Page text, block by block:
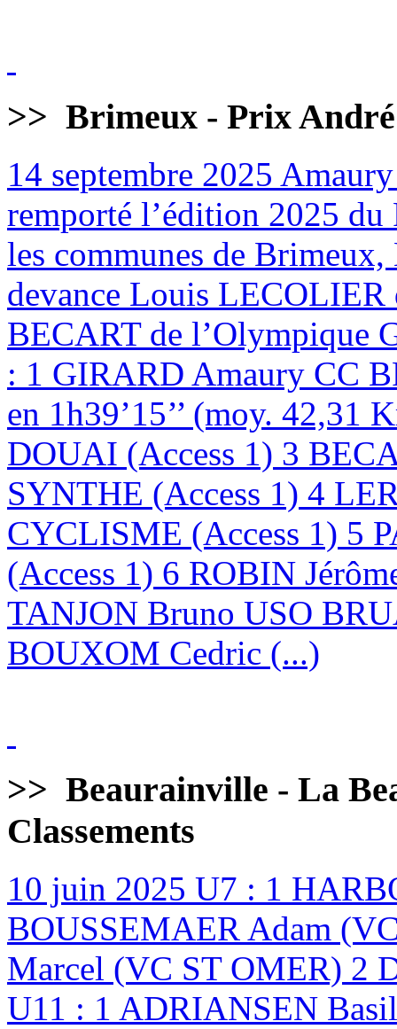
>> Brimeux - Prix André
14 septembre 2025
remporté l’édition 2025
les communes de
devance Louis
BECART de l’Olympique
: 1 GIRARD Amaury CC
en 1h39’15’’ (moy.
DOUAI (Access 1) 3
SYNTHE (Access 1) 4
CYCLISME (Access 1) 5
(Access 1) 6 ROBIN
TANJON Bruno USO
BOUXOM Cedric (...)
>> Beaurainville - La
Classements
10 juin 2025 U7 : 1
BOUSSEMAER Adam
Marcel (VC ST OMER) 2
U11 : 1 ADRIANSEN